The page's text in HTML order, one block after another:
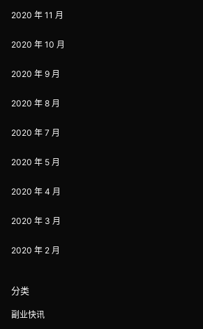
2020 年 11 月
2020 年 10 月
2020 年 9 月
2020 年 8 月
2020 年 7 月
2020 年 5 月
2020 年 4 月
2020 年 3 月
2020 年 2 月
分类
副业快讯